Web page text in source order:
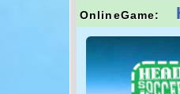
OnlineGame: